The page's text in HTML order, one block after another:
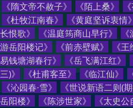
《隋文帝不赦子》 《陌上桑》 《
《杜牧江南春》 《黄庭坚诉衷情》
长恨歌》 《温庭筠商山早行》 《
游岳阳楼记》 《前赤壁赋》 《王
易钱塘湖春行》 《岳飞满江红》
三)》 《杜甫客至》 《临江仙》
《沁园春·雪》 《世说新语二则(
岳阳楼》 《陈涉世家》 《太史公